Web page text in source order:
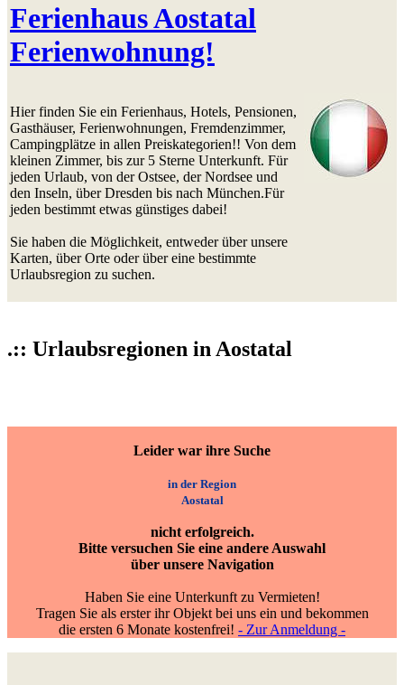
Ferienhaus Aostatal
Ferienwohnung!
Hier finden Sie ein Ferienhaus, Hotels, Pensionen,
Gasthäuser, Ferienwohnungen, Fremdenzimmer,
Campingplätze in allen Preiskategorien!! Von dem
kleinen Zimmer, bis zur 5 Sterne Unterkunft. Für
jeden Urlaub, von der Ostsee, der Nordsee und
den Inseln, über Dresden bis nach München.Für
jeden bestimmt etwas günstiges dabei!
Sie haben die Möglichkeit, entweder über unsere
Karten, über Orte oder über eine bestimmte
Urlaubsregion zu suchen.
.:: Urlaubsregionen in Aostatal
Leider war ihre Suche
in der Region
Aostatal
nicht erfolgreich.
Bitte versuchen Sie eine andere Auswahl
über unsere Navigation
Haben Sie eine Unterkunft zu Vermieten!
Tragen Sie als erster ihr Objekt bei uns ein und bekommen
die ersten 6 Monate kostenfrei! - Zur Anmeldung -